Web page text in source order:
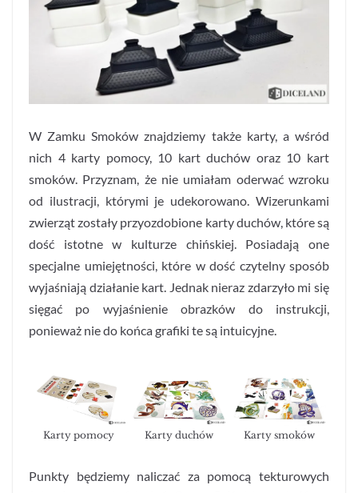
W Zamku Smoków znajdziemy także karty, a wśród
nich 4 karty pomocy, 10 kart duchów oraz 10 kart
smoków. Przyznam, że nie umiałam oderwać wzroku
od ilustracji, którymi je udekorowano. Wizerunkami
zwierząt zostały przyozdobione karty duchów, które są
dość istotne w kulturze chińskiej. Posiadają one
specjalne umiejętności, które w dość czytelny sposób
wyjaśniają działanie kart. Jednak nieraz zdarzyło mi się
sięgać po wyjaśnienie obrazków do instrukcji,
ponieważ nie do końca grafiki te są intuicyjne.
Karty pomocy Karty duchów Karty smoków
Punkty będziemy naliczać za pomocą tekturowych